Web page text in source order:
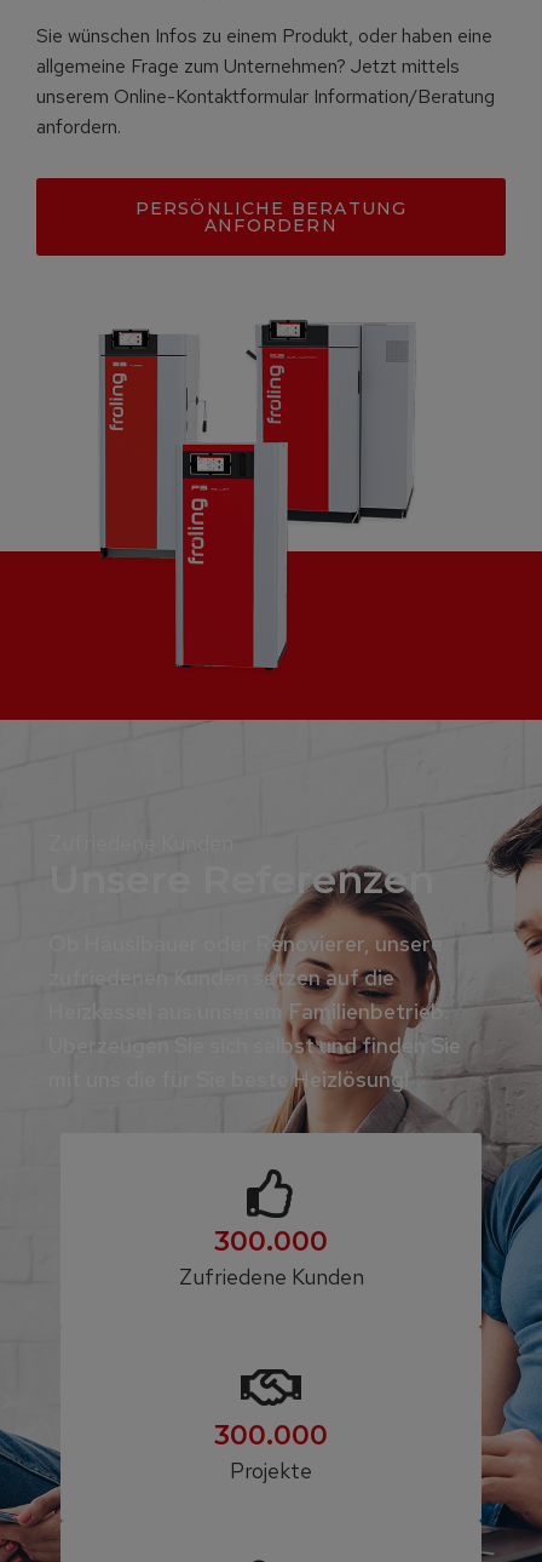
Sie wünschen Infos zu einem Produkt, oder haben eine
allgemeine Frage zum Unternehmen? Jetzt mittels
unserem Online-Kontaktformular Information/Beratung
anfordern.
PERSÖNLICHE BERATUNG
ANFORDERN
Unsere Referenzen
Ob Häuslbauer oder Renovierer, unsere
zufriedenen Kunden setzen auf die
Heizkessel aus unserem Familienbetrieb.
Überzeugen Sie sich selbst und finden Sie
mit uns die für Sie beste Heizlösung!
300.000
Zufriedene Kunden
300.000
Projekte